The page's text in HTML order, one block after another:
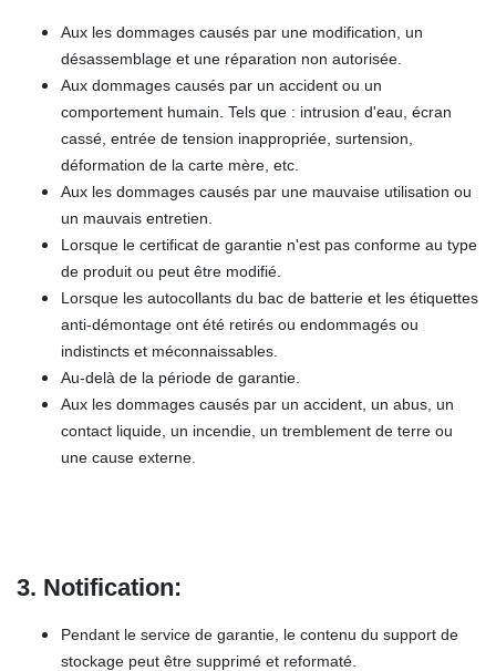
Aux les dommages causés par une modification, un
désassemblage et une réparation non autorisée.
Aux dommages causés par un accident ou un
comportement humain. Tels que : intrusion d'eau, écran
cassé, entrée de tension inappropriée, surtension,
déformation de la carte mère, etc.
Aux les dommages causés par une mauvaise utilisation ou
un mauvais entretien.
Lorsque le certificat de garantie n'est pas conforme au type
de produit ou peut être modifié.
Lorsque les autocollants du bac de batterie et les étiquettes
anti-démontage ont été retirés ou endommagés ou
indistincts et méconnaissables.
Au-delà de la période de garantie.
Aux les dommages causés par un accident, un abus, un
contact liquide, un incendie, un tremblement de terre ou
une cause externe.
3. Notification:
Pendant le service de garantie, le contenu du support de
stockage peut être supprimé et reformaté.